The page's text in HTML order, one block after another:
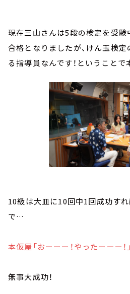
現在三山さんは5段の検定を受験
合格となりましたが、けん玉検
る指導員なんです！ということで
10級は大皿に10回中1回成功す
で…
本仮屋「おーーー！やったーーー！」
無事大成功！